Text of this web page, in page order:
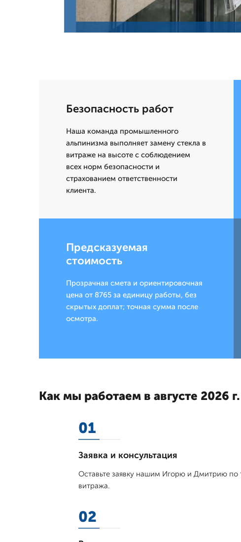
Безопасность работ
Наша команда промышленного
альпинизма выполняет замену стекла в
витраже на высоте с соблюдением
всех норм безопасности и
страхованием ответственности
клиента.
Предсказуемая
стоимость
Прозрачная смета и ориентировочная
цена от 8765 за единицу работы, без
скрытых доплат; точная сумма после
осмотра.
Как мы работаем в августе 2026 г.
01
Заявка и консультация
Оставьте заявку нашим Игорю и Дмитрию по
витража.
02